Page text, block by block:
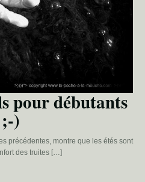
pour débutants
)
précédentes, montre que les étés sont
des truites […]